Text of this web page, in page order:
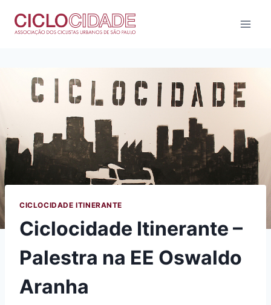
para
CICLOCIDADE ITINERANTE
Ciclocidade Itinerante –
Palestra na EE Oswaldo
Aranha